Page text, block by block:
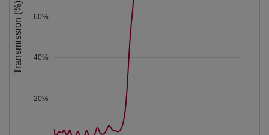
20%
40%
60%
Transmission (%)